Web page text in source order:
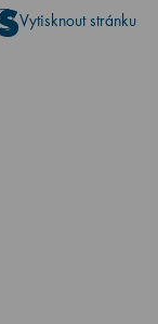
Vytisknout stránku